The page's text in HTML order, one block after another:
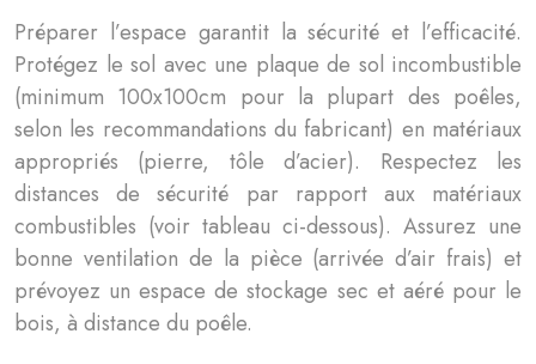
Préparer l’espace garantit la sécurité et l’efficacité.
Protégez le sol avec une plaque de sol incombustible
(minimum 100x100cm pour la plupart des poêles,
selon les recommandations du fabricant) en matériaux
appropriés (pierre, tôle d’acier). Respectez les
distances de sécurité par rapport aux matériaux
combustibles (voir tableau ci-dessous). Assurez une
bonne ventilation de la pièce (arrivée d’air frais) et
prévoyez un espace de stockage sec et aéré pour le
bois, à distance du poêle.